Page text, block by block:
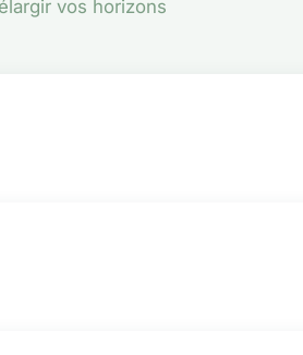
vos horizons